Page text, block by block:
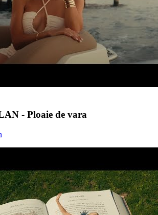
- Ploaie de vara